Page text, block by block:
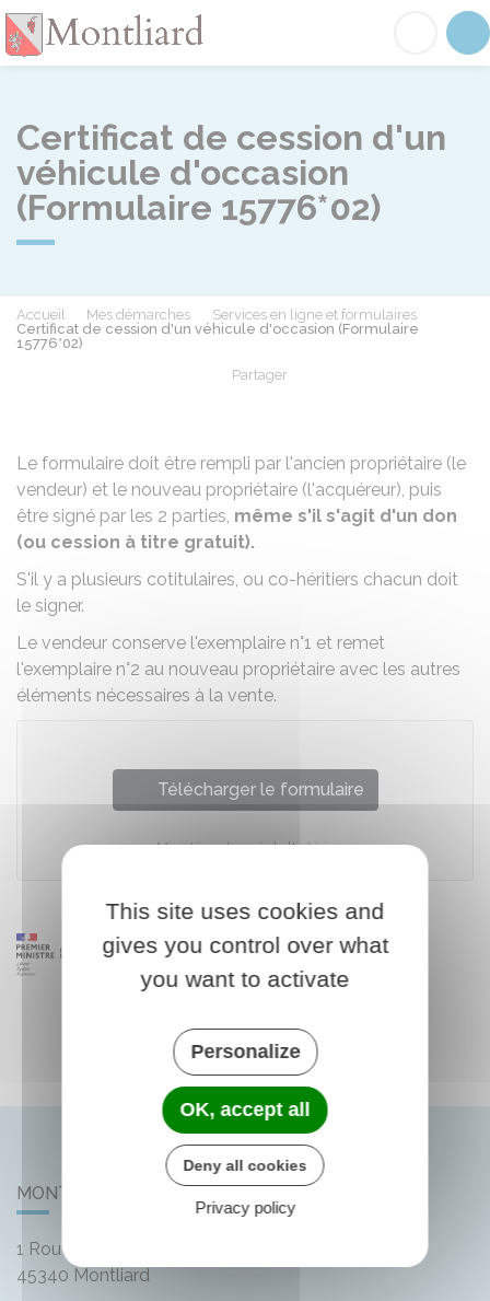
Certificat de cession d'un
véhicule d'occasion
(Formulaire 15776*02)
Accueil Mes démarches
Services en ligne et formulaires
Certificat de cession d'un véhicule d'occasion (Formulaire
15776*02)
Partager
Le formulaire doit être rempli par l'ancien propriétaire (le
vendeur) et le nouveau propriétaire (l'acquéreur), puis
être signé par les 2 parties, même s'il s'agit d'un don
(ou cession à titre gratuit).
S'il y a plusieurs cotitulaires, ou co-héritiers chacun doit
le signer.
Le vendeur conserve l'exemplaire n°1 et remet
l'exemplaire n°2 au nouveau propriétaire avec les autres
éléments nécessaires à la vente.
Télécharger le formulaire
Ministère chargé de l'intérieur
MONTLIARD
1 Route de Bellegarde
45340 Montliard
This site uses cookies and
gives you control over what
you want to activate
Personalize
OK, accept all
Deny all cookies
Privacy policy